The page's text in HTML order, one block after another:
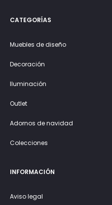
CATEGORÍAS
Muebles de diseño
Decoración
Iluminación
Outlet
Adornos de navidad
Colecciones
INFORMACIÓN
Aviso legal